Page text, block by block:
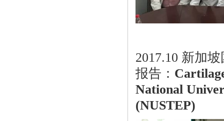
2017.10 新加
报告：
National
(NUSTEP)